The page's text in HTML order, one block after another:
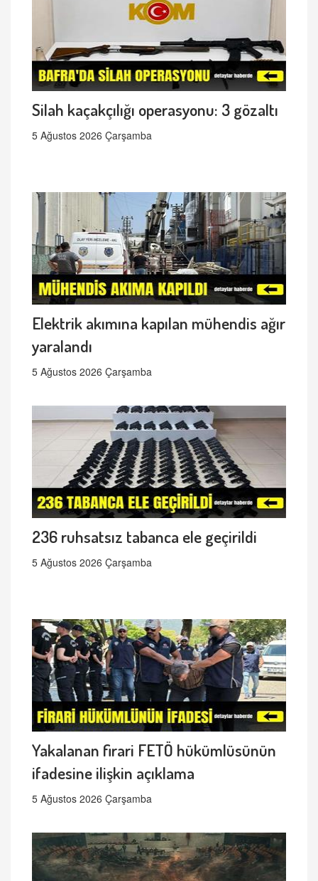
Silah kaçakçılığı operasyonu: 3 gözaltı
5 Ağustos 2026 Çarşamba
Elektrik akımına kapılan mühendis ağır
yaralandı
5 Ağustos 2026 Çarşamba
236 ruhsatsız tabanca ele geçirildi
5 Ağustos 2026 Çarşamba
Yakalanan firari FETÖ hükümlüsünün
ifadesine ilişkin açıklama
5 Ağustos 2026 Çarşamba